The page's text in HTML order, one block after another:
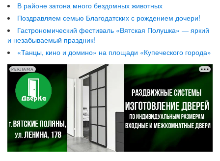
В районе затона много бездомных животных
Поздравляем семью Благодатских с рождением дочери!
Гастрономический фестиваль «Вятская Полушка» — яркий
и незабываемый праздник!
«Танцы, кино и домино» на площади «Купеческого города»
РЕКЛАМА